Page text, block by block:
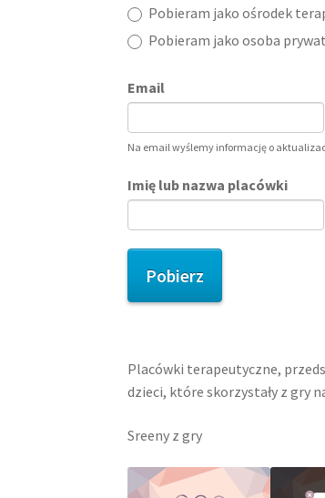
Pobieram jako ośrodek
Pobieram jako osoba
Email
Na email wyślemy informację o
Imię lub nazwa placówki
Pobierz
Placówki terapeutyczne,
dzieci, które skorzystały z gry
Sreeny z gry